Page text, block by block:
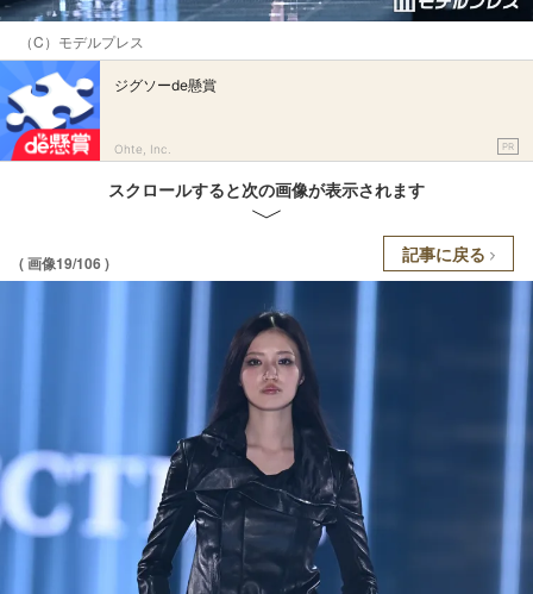
（C）モデルプレス
ジグソーde懸賞
Ohte, Inc. PR
スクロールすると次の画像が表示されます
( 画像19/106 ) 記事に戻る